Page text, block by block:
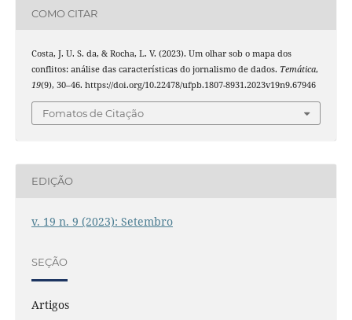
COMO CITAR
Costa, J. U. S. da, & Rocha, L. V. (2023). Um olhar sob o mapa dos
conflitos: análise das características do jornalismo de dados. Temática,
19(9), 30–46. https://doi.org/10.22478/ufpb.1807-8931.2023v19n9.67946
Fomatos de Citação
EDIÇÃO
v. 19 n. 9 (2023): Setembro
SEÇÃO
Artigos